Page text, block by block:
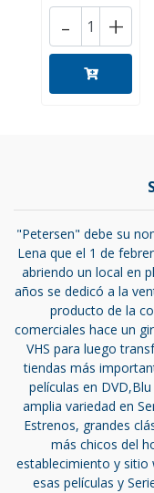
+
-
"Petersen" debe su
Lena que el 1 de
abriendo un local en
años se dedicó a la
producto de la
comerciales hace un
VHS para luego
tiendas más
películas en
amplia variedad en
Estrenos, grandes
más chicos del
establecimiento y sitio
esas películas y